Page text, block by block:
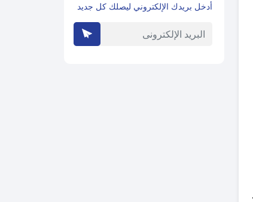
أدخل بريدك الإلكتروني ليصلك كل جديد